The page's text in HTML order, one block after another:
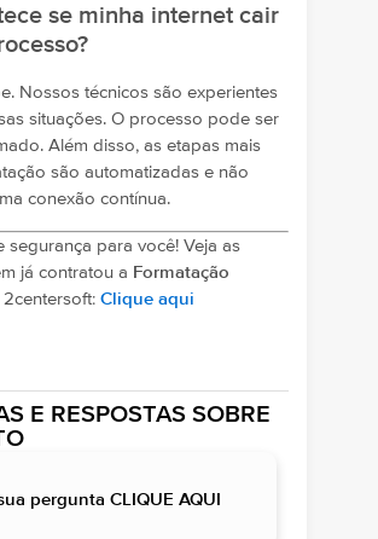
se minha internet cair
Nossos técnicos são experientes
situações. O processo pode ser
Além disso, as etapas mais
são automatizadas e não
conexão contínua.
segurança para você! Veja as
já contratou a Formatação
Clique aqui
E RESPOSTAS SOBRE
pergunta CLIQUE AQUI